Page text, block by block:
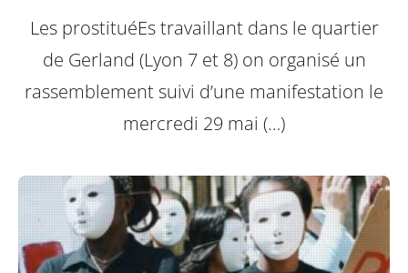
Les prostituéEs travaillant dans le quartier
de Gerland (Lyon 7 et 8) on organisé un
rassemblement suivi d’une manifestation le
mercredi 29 mai (…)